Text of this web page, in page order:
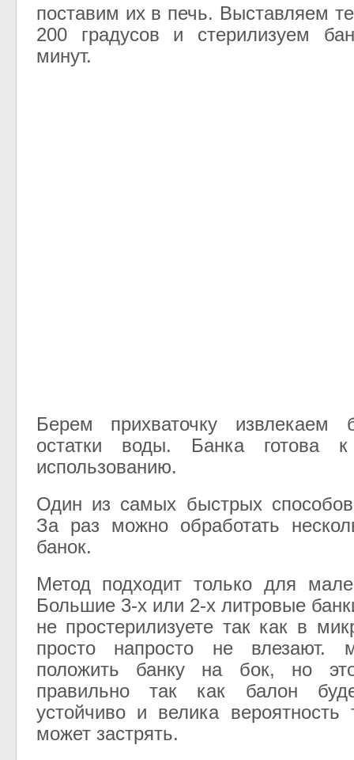
поставим их в печь. Выставляем
200 градусов и стерилизуем
минут.
Берем прихваточку извлекаем
остатки воды. Банка готова
использованию.
Один из самых быстрых способов
За раз можно обработать
банок.
Метод подходит только для
Большие 3-х или 2-х литровые
не простерилизуете так как в
просто напросто не влезают.
положить банку на бок, но
правильно так как балон
устойчиво и велика вероятность
может застрять.